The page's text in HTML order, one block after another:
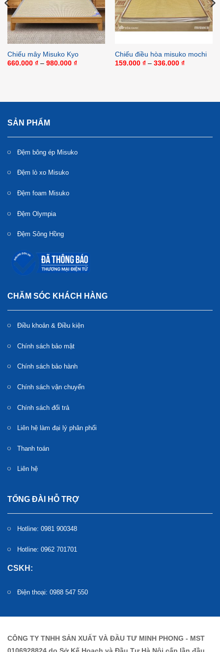
Chiếu mây Misuko Kyo
660.000 ₫ – 980.000 ₫Khoảng
Chiếu điều hòa misuko mochi
159.000 ₫ – 336.000 ₫Khoảng
SẢN PHẨM
Đệm bông ép Misuko
Đệm lò xo Misuko
Đệm foam Misuko
Đệm Olympia
Đệm Sông Hồng
CHĂM SÓC KHÁCH HÀNG
Điều khoản & Điều kiện
Chính sách bảo mật
Chính sách bảo hành
Chính sách vận chuyển
Chính sách đổi trả
Liên hệ làm đại lý phân phối
Thanh toán
Liên hệ
TỔNG ĐÀI HỖ TRỢ
Hotline: 0981 900348
Hotline: 0962 701701
CSKH:
Điện thoại: 0988 547 550
CÔNG TY TNHH SẢN XUẤT VÀ ĐẦU TƯ MINH PHONG - MST